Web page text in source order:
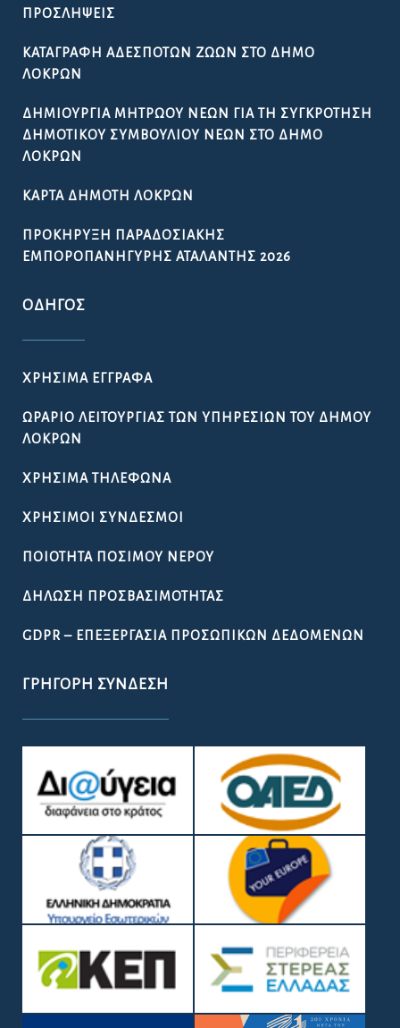
ΠΡΟΣΛΉΨΕΙΣ
ΚΑΤΑΓΡΑΦΉ ΑΔΈΣΠΟΤΩΝ ΖΏΩΝ ΣΤΟ ΔΉΜΟ
ΛΟΚΡΏΝ
ΔΗΜΙΟΥΡΓΊΑ ΜΗΤΡΏΟΥ ΝΈΩΝ ΓΙΑ ΤΗ ΣΥΓΚΡΌΤΗΣΗ
ΔΗΜΟΤΙΚΟΎ ΣΥΜΒΟΥΛΊΟΥ ΝΈΩΝ ΣΤΟ ΔΉΜΟ
ΛΟΚΡΏΝ
ΚΆΡΤΑ ΔΗΜΌΤΗ ΛΟΚΡΏΝ
ΠΡΟΚΉΡΥΞΗ ΠΑΡΑΔΟΣΙΑΚΉΣ
ΕΜΠΟΡΟΠΑΝΉΓΥΡΗΣ ΑΤΑΛΆΝΤΗΣ 2026
ΟΔΗΓΌΣ
ΧΡΉΣΙΜΑ ΈΓΓΡΑΦΑ
ΩΡΆΡΙΟ ΛΕΙΤΟΥΡΓΊΑΣ ΤΩΝ ΥΠΗΡΕΣΙΏΝ ΤΟΥ ΔΉΜΟΥ
ΛΟΚΡΏΝ
ΧΡΉΣΙΜΑ ΤΗΛΈΦΩΝΑ
ΧΡΉΣΙΜΟΙ ΣΎΝΔΕΣΜΟΙ
ΠΟΙΌΤΗΤΑ ΠΌΣΙΜΟΥ ΝΕΡΟΎ
ΔΉΛΩΣΗ ΠΡΟΣΒΑΣΙΜΌΤΗΤΑΣ
GDPR – ΕΠΕΞΕΡΓΑΣΙΑ ΠΡΟΣΩΠΙΚΩΝ ΔΕΔΟΜΕΝΩΝ
ΓΡΉΓΟΡΗ ΣΎΝΔΕΣΗ